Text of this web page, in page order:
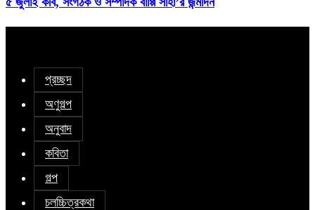
প্রচ্ছদ
অণুগল্প
অনুবাদ
কবিতা
গল্প
চলচ্চিত্রকথা